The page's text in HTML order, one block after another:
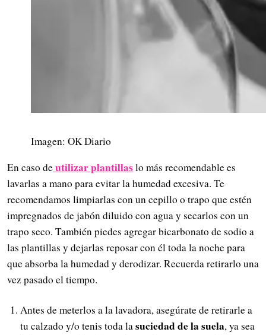
Imagen: OK Diario
En caso deutilizar plantillaslo más recomendable es
lavarlas a mano para evitar la humedad excesiva. Te
recomendamos limpiarlas con un cepillo o trapo que estén
impregnados de jabón diluido con agua y secarlos con un
trapo seco. También piedes agregar bicarbonato de sodio a
las plantillas y dejarlas reposar con él toda la noche para
que absorba la humedad y derodizar. Recuerda retirarlo una
vez pasado el tiempo.
Antes de meterlos a la lavadora, asegúrate de retirarle a
tu calzado y/o tenis toda lasuciedad de la suela, ya sea